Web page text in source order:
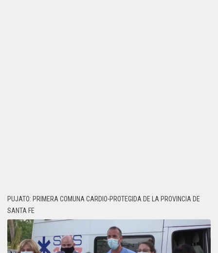
PUJATO: PRIMERA COMUNA CARDIO-PROTEGIDA DE LA PROVINCIA DE
SANTA FE